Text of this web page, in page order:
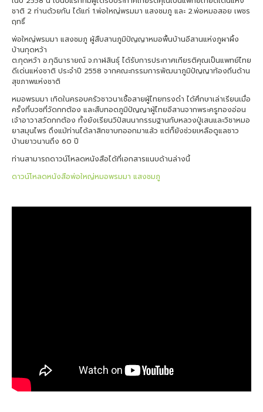
ชาติ 2 ท่านด้วยกัน ได้แก่ 1.พ่อใหญ่พรมมา แสงชมภู และ 2.พ่อหมอสอย เพชร
ฤทธิ์
พ่อใหญ่พรมมา แสงชมภู ผู้สืบสานภูมิปัญญาหมอพื้นบ้านอีสานแห่งภูผาผึ้ง
บ้านกุดหว้า
ต.กุดหว้า อ.กุฉินารายณ์ จ.กาฬสินธุ์ ได้รับการประกาศเกียรติคุณเป็นแพทย์ไทย
ดีเด่นแห่งชาติ ประจำปี 2558 จากคณะกรรมการพัฒนาภูมิปัญญาท้องถิ่นด้าน
สุขภาพแห่งชาติ
หมอพรมมา เกิดในครอบครัวชาวนาเชื้อสายผู้ไทยทรงดำ ได้ศึกษาเล่าเรียนเมื่อ
ครั้งที่บวชที่วัดกกต้อง และสืบทอดภูมิปัญญาผู้ไทยอีสานจากพระครูทองอ่อน
เจ้าอาวาสวัดกกต้อง ทั้งยังเรียนวิปัสนนากรรมฐานกับหลวงปู่เสนและวิชาหมอ
ยาสมุนไพร ถึงแม้ท่านได้ลาสิกขาบทออกมาแล้ว แต่ก็ยังช่วยเหลือดูแลชาว
บ้านยาวนานถึง 60 ปี
ท่านสามารถดาวน์โหลดหนังสือได้ที่เอกสารแนบด้านล่างนี้
ดาวน์โหลดหนังสือพ่อใหญ่หมอพรมมา แสงชมภู